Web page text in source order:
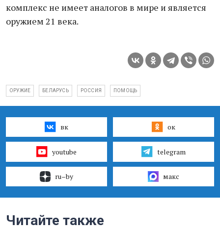
комплекс не имеет аналогов в мире и является
оружием 21 века.
ОРУЖИЕ БЕЛАРУСЬ РОССИЯ ПОМОЩЬ
вк ок
youtube telegram
ru–by макс
Читайте также